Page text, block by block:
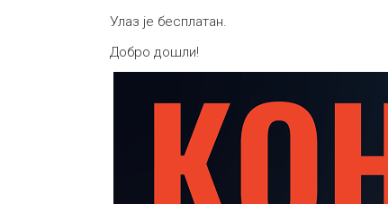
Улаз је бесплатан.
Добро дошли!